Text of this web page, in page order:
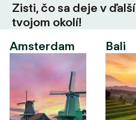
Zisti, čo sa deje v
tvojom okolí!
Amsterdam
Bali